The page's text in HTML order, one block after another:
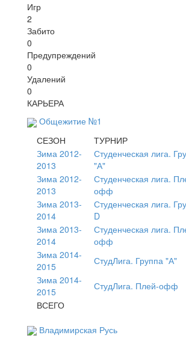
Игр
2
Забито
0
Предупреждений
0
Удалений
0
КАРЬЕРА
Общежитие №1
СЕЗОН
ТУРНИР
Зима 2012-
2013
Студенческая лига.
"А"
Зима 2012-
2013
Студенческая лига.
офф
Зима 2013-
2014
Студенческая лига.
D
Зима 2013-
2014
Студенческая лига.
офф
Зима 2014-
2015
СтудЛига. Группа "А"
Зима 2014-
2015
СтудЛига. Плей-офф
ВСЕГО
Владимирская Русь